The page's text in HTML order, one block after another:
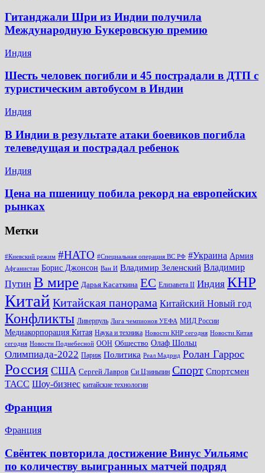
Гитанджали Шри из Индии получила
Международную Букеровскую премию
Индия
Шесть человек погибли и 45 пострадали в ДТП с
туристическим автобусом в Индии
Индия
В Индии в результате атаки боевиков погибла
телеведущая и пострадал ребенок
Индия
Цена на пшеницу побила рекорд на европейских
рынках
Метки
#Киевский режим #НАТО #Специальная операция ВС РФ #Украина Армия
Афганистан Борис Джонсон Ван И Владимир Зеленский Владимир
Путин В мире Дарья Касаткина ЕС Елизавета II Индия КНР
Китай Китайская панорама Китайский Новый год
Конфликты Ливерпуль Лига чемпионов УЕФА МИД России
Медиакорпорация Китая Наука и техника Новости КНР сегодня Новости Китая
сегодня Новости Поднебесной ООН Общество Олаф Шольц
Олимпиада-2022 Париж Политика Реал Мадрид Ролан Гаррос
Россия США Сергей Лавров Си Цзиньпин Спорт Спортсмен
ТАСС Шоу-бизнес китайские технологии
Франция
Франция
Свёнтек повторила достижение Винус Уильямс
по количеству выигранных матчей подряд